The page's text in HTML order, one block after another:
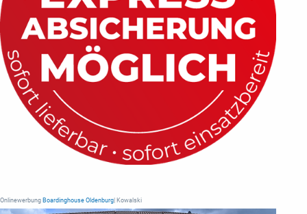
Onlinewerbung Boardinghouse Oldenburg | Kowalski